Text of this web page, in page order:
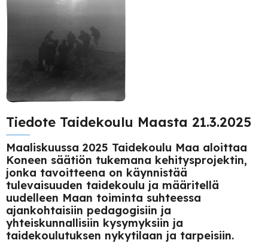
Tiedote Taidekoulu Maasta 21.3.2025
Maaliskuussa 2025 Taidekoulu Maa aloittaa
Koneen säätiön tukemana kehitysprojektin,
jonka tavoitteena on käynnistää
tulevaisuuden taidekoulu ja määritellä
uudelleen Maan toiminta suhteessa
ajankohtaisiin pedagogisiin ja
yhteiskunnallisiin kysymyksiin ja
taidekoulutuksen nykytilaan ja tarpeisiin.